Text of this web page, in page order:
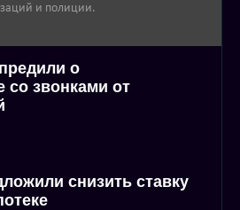
и полиции.
о
со звонками от
снизить ставку